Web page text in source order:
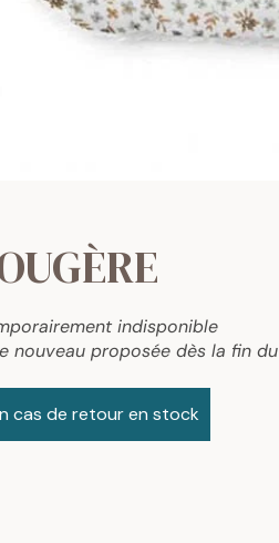
indisponible
nouveau proposée dès la fin du
cas de retour en stock